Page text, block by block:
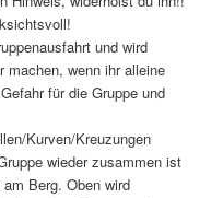
und wird
machen, wenn ihr alleine
für die Gruppe und
Kurven/Kreuzungen
wieder zusammen ist
Berg. Oben wird